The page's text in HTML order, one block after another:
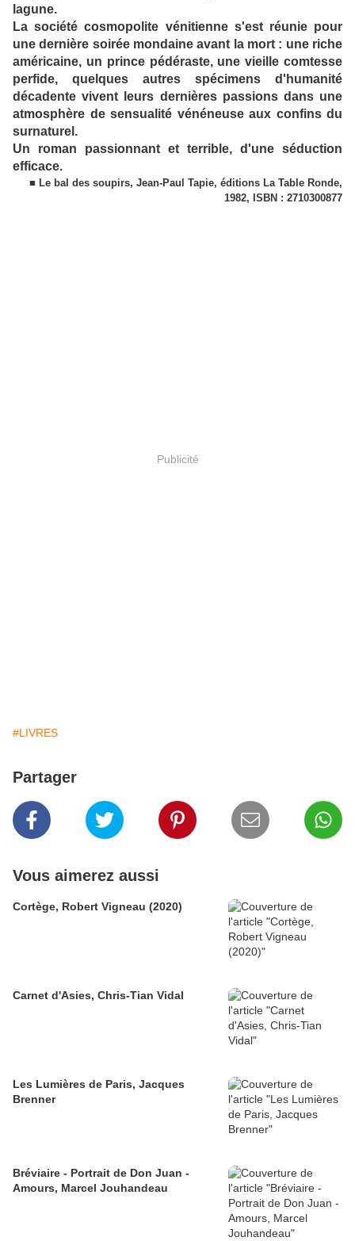
lagune.
La société cosmopolite vénitienne s'est réunie pour
une dernière soirée mondaine avant la mort : une riche
américaine, un prince pédéraste, une vieille comtesse
perfide, quelques autres spécimens d'humanité
décadente vivent leurs dernières passions dans une
atmosphère de sensualité vénéneuse aux confins du
surnaturel.
Un roman passionnant et terrible, d'une séduction
efficace.
■ Le bal des soupirs, Jean-Paul Tapie, éditions La Table Ronde,
1982, ISBN : 2710300877
Publicité
#LIVRES
Partager
Vous aimerez aussi
Cortège, Robert Vigneau (2020)
Carnet d'Asies, Chris-Tian Vidal
Les Lumières de Paris, Jacques
Brenner
Bréviaire - Portrait de Don Juan -
Amours, Marcel Jouhandeau